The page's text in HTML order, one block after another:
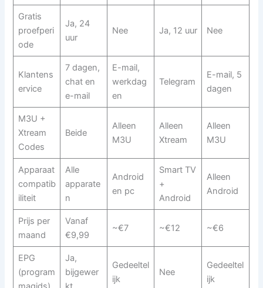
Gratis
proefperi
ode
Ja, 24
uur
Nee Ja, 12 uur Nee
Klantens
ervice
7 dagen,
chat en
e-mail
E-mail,
werkdag
en
Telegram
E-mail, 5
dagen
M3U +
Xtream
Codes
Beide
Alleen
M3U
Alleen
Xtream
Alleen
M3U
Apparaat
compatib
iliteit
Alle
apparate
n
Android
en pc
Smart TV
+
Android
Alleen
Android
Prijs per
maand
Vanaf
€9,99
~€7 ~€12 ~€6
EPG
(program
Ja,
bijgewer
Gedeeltel
ijk
Nee
Gedeeltel
ijk